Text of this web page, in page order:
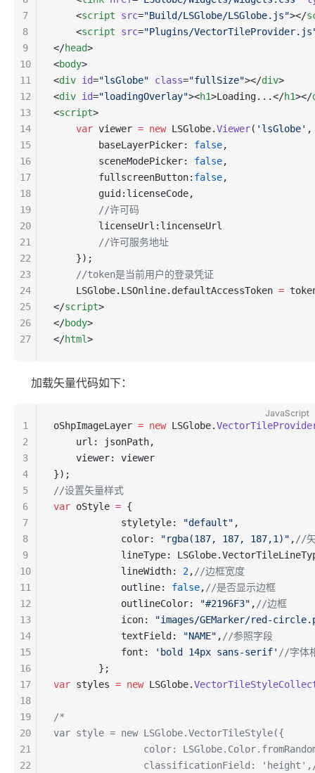
    <
script src="Build/LSGlobe/LSGlobe.js"></
    <
script src="Plugins/
</head>
<body>
<div id="lsGlobe" class="fullSize"></div>
<div id="loadingOverlay"><h1>Loading...</h1></
<script>
    var
viewer = new LSGlobe.Viewer( 'lsGlobe' ,
        baseLayerPicker:
false,
        sceneModePicker:
false,
        fullscreenButton:
false,
        guid:licenseCode,
        //许可码
        licenseUrl:lincenseUrl
        //许可服务地址
    });
    //token是当前用户的登录凭证
    LSGlobe.LSOnline.defaultAccessToken
=
</script>
</body>
</html>
7
8
9
10
11
12
13
14
15
16
17
18
19
20
21
22
23
24
25
26
27
加载矢量代码如下：
JavaScript
oShpImageLayer = new LSGlobe.
    url: jsonPath,
    viewer: viewer
});
//设置矢量样式
var oStyle = {
            styletyle:
"default" ,
            color:
"rgba(187, 187, 187,1)" , //
lineType:
            lineWidth:
2, //边框宽度
            outline:
false, //是否显示边框
            outlineColor:
"#2196F3" , //边框
            icon:
"images/GEMarker/red-
            textField:
"NAME" , //参照字段
            font:
'bold 14px sans-serif' //字体
        };
var styles = new LSGlobe.
/*
var style = new LSGlobe.VectorTileStyle({
color:
classificationField:
1
2
3
4
5
6
7
8
9
10
11
12
13
14
15
16
17
18
19
20
21
22